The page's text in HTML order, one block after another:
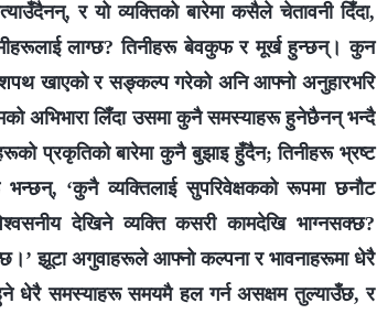
र यो व्यक्तिको बारेमा कसैले चेतावनी दिँदा,
लाग्छ? तिनीहरू बेवकुफ र मूर्ख हुन्छन्। कुन
खाएको र सङ्कल्प गरेको अनि आफ्नो अनुहारभरि
अभिभारा लिँदा उसमा कुनै समस्याहरू हुनेछैनन् भन्दै
प्रकृतिको बारेमा कुनै बुझाइ हुँदैन; तिनीहरू भ्रष्ट
‘कुनै व्यक्तिलाई सुपरिवेक्षकको रूपमा छनौट
देखिने व्यक्ति कसरी कामदेखि भाग्नसक्छ?
झूटा अगुवाहरूले आफ्‍नो कल्पना र भावनाहरूमा धेरै
धेरै समस्याहरू समयमै हल गर्न असक्षम तुल्याउँछ, र